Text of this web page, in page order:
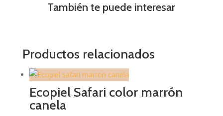
También te puede interesar
Productos relacionados
Ecopiel Safari color marrón
canela